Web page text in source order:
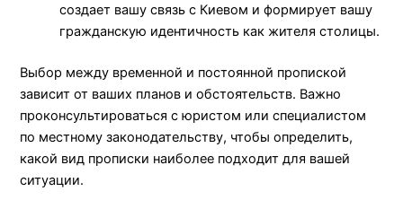
создает вашу связь с Киевом и формирует вашу
гражданскую идентичность как жителя столицы.
Выбор между временной и постоянной пропиской
зависит от ваших планов и обстоятельств. Важно
проконсультироваться с юристом или специалистом
по местному законодательству, чтобы определить,
какой вид прописки наиболее подходит для вашей
ситуации.